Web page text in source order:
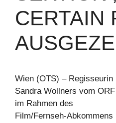
CERTAIN
Wien (OTS) – Regisseurin
Sandra Wollners vom ORF
im Rahmen des
Film/Fernseh-